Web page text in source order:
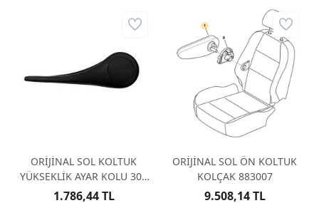
ORİJİNAL SOL KOLTUK
YÜKSEKLİK AYAR KOLU 307
8920NX
1.786,44 TL
ORİJİNAL SOL ÖN KOLTUK
KOLÇAK 883007
9.508,14 TL